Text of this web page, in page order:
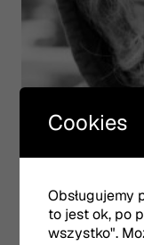
Cookies
Obsługujemy
to jest ok, po
wszystko".